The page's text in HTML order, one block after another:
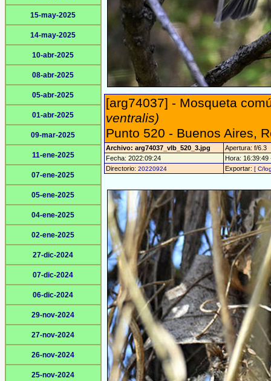
15-may-2025
14-may-2025
10-abr-2025
08-abr-2025
05-abr-2025
01-abr-2025
09-mar-2025
11-ene-2025
07-ene-2025
05-ene-2025
04-ene-2025
02-ene-2025
27-dic-2024
07-dic-2024
06-dic-2024
29-nov-2024
27-nov-2024
26-nov-2024
25-nov-2024
[arg74037] - Mosqueta
ventralis)
Punto 520 - Buenos Aires,
Archivo: arg74037_vlb_520_3.jpg
Apertura: f/6.3
Fecha: 2022:09:24
Hora: 16:39:49
Directorio: 20220924 Exportar: [ C/